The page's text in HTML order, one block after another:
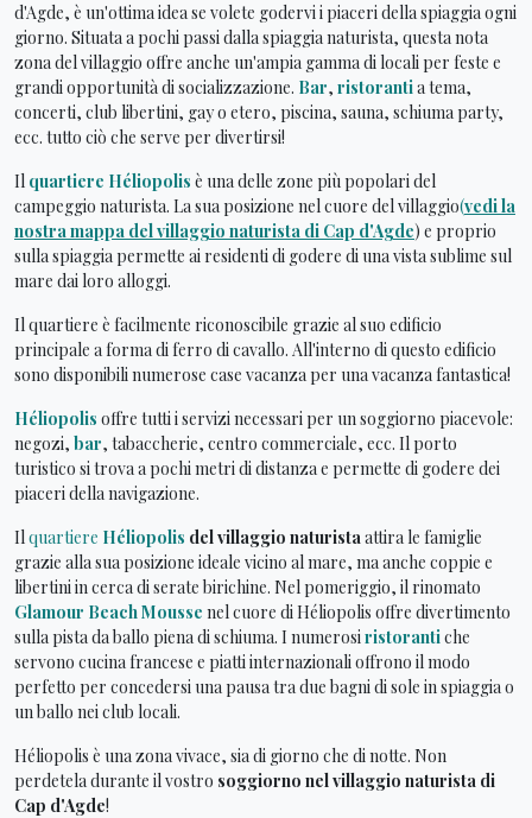
d'Agde, è un'ottima idea se volete godervi i piaceri della spiaggia ogni
giorno. Situata a pochi passi dalla spiaggia naturista, questa nota
zona del villaggio offre anche un'ampia gamma di locali per feste e
grandi opportunità di socializzazione. Bar, ristorantia tema,
concerti, club libertini, gay o etero, piscina, sauna, schiuma party,
ecc. tutto ciò che serve per divertirsi!
Il quartiere Héliopolis è una delle zone più popolari del
campeggio naturista. La sua posizione nel cuore del villaggio(vedi la
nostra mappa del villaggio naturista di Cap d'Agde) e proprio
sulla spiaggia permette ai residenti di godere di una vista sublime sul
mare dai loro alloggi.
Il quartiere è facilmente riconoscibile grazie al suo edificio
principale a forma di ferro di cavallo. All'interno di questo edificio
sono disponibili numerose case vacanza per una vacanza fantastica!
Héliopolis offre tutti i servizi necessari per un soggiorno piacevole:
negozi, bar, tabaccherie, centro commerciale, ecc. Il porto
turistico si trova a pochi metri di distanza e permette di godere dei
piaceri della navigazione.
Ilquartiere Héliopolis del villaggio naturistaattira le famiglie
grazie alla sua posizione ideale vicino al mare, ma anche coppie e
libertini in cerca di serate birichine. Nel pomeriggio, il rinomato
Glamour Beach Mousse nel cuore di Héliopolis offre divertimento
sulla pista da ballo piena di schiuma. I numerosiristorantiche
servono cucina francese e piatti internazionali offrono il modo
perfetto per concedersi una pausa tra due bagni di sole in spiaggia o
un ballo nei club locali.
Héliopolis è una zona vivace, sia di giorno che di notte. Non
perdetela durante il vostro soggiorno nel villaggio naturista di
Cap d'Agde!